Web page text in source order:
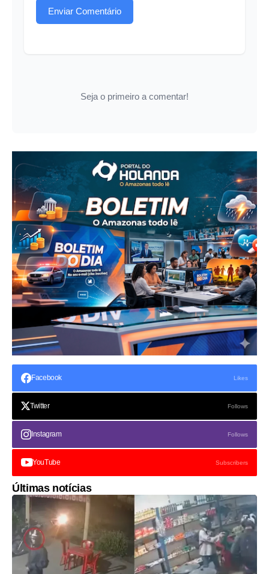
Enviar Comentário
Seja o primeiro a comentar!
Facebook Likes
Twitter Follows
Instagram Follows
YouTube Subscribers
Últimas notícias